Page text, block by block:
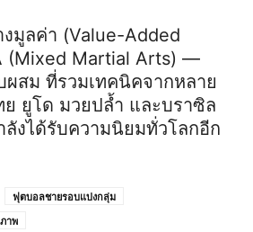
มูลค่า (Value-Added
(Mixed Martial Arts) —
สม ที่รวมเทคนิคจากหลาย
ยูโด มวยปล้ำ และบราซิล
ลังได้รับความนิยมทั่วโลกอีก
ฟุตบอลชายรอบแบ่งกลุ่ม
าพ